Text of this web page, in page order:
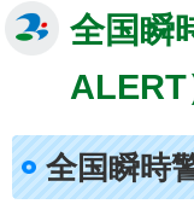
全国瞬
ALERT
全国瞬時